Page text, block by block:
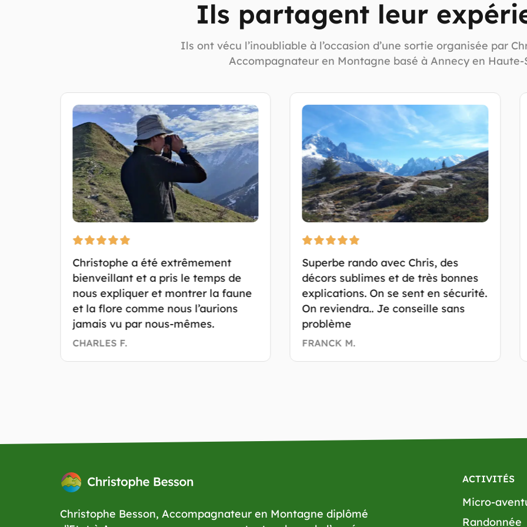
Ils partagent leur
Ils ont vécu l’inoubliable à l’occasion d’une sortie organisée par
Accompagnateur en Montagne basé à Annecy en Haute-
Christophe a été extrêmement
bienveillant et a pris le temps de
nous expliquer et montrer la faune
et la flore comme nous l’aurions
jamais vu par nous-mêmes.
CHARLES F.
Superbe rando avec Chris, des
décors sublimes et de très bonnes
explications. On se sent en sécurité.
On reviendra.. Je conseille sans
problème
FRANCK M.
Christophe Besson, Accompagnateur en Montagne diplômé
ACTIVITÉS
Micro-
Randonnée